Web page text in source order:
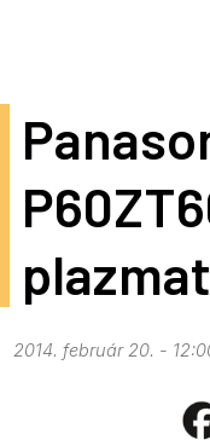
2014. február 20. -